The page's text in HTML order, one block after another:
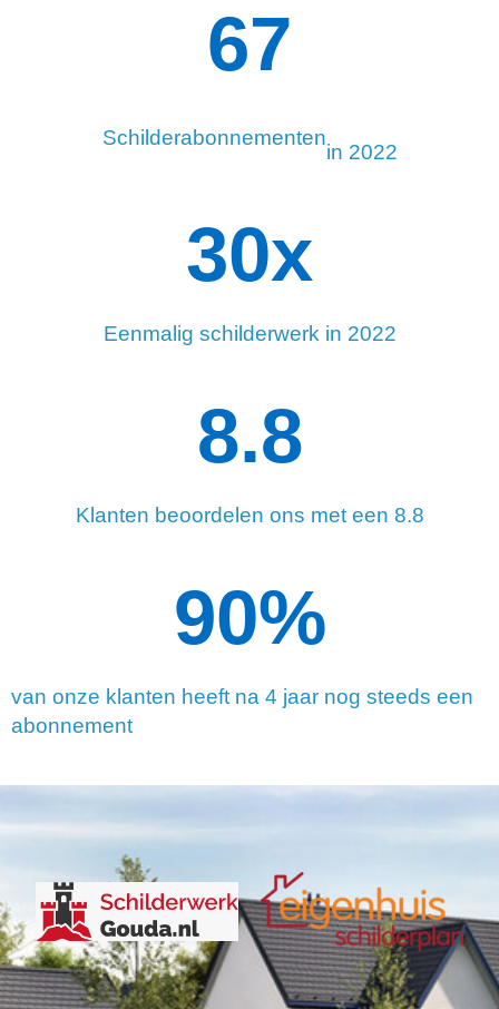
Schilderabonnementen
in 2022
96
Eenmalig schilderwerk in 2022
34x
Klanten beoordelen ons met een 8.8
8.8
van onze klanten heeft na 4 jaar nog steeds een
abonnement
90%